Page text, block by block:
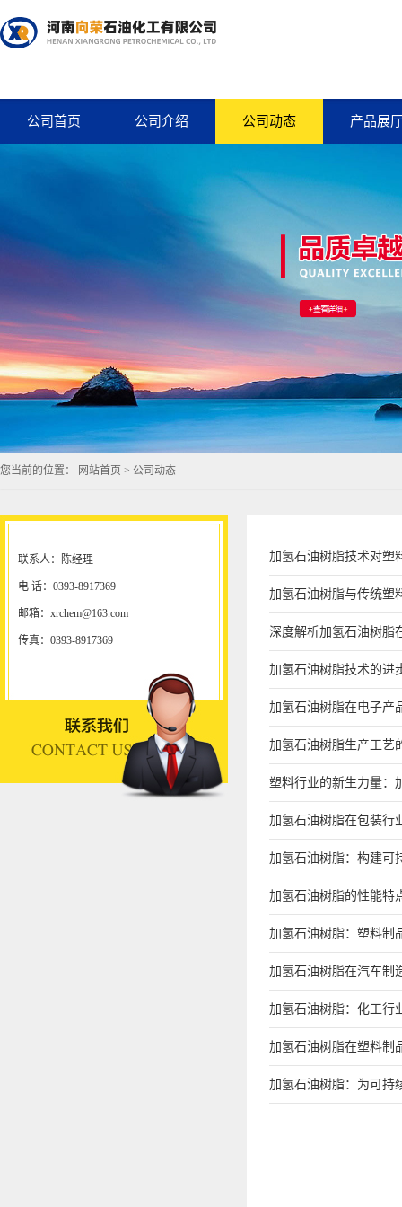
公司首页 公司介绍 公司动态 产品展
您当前的位置： 网站首页 > 公司动态
联系人：陈经理
电 话：0393-8917369
邮箱：xrchem@163.com
传真：0393-8917369
加氢石油树脂技术对塑
加氢石油树脂与传统塑
深度解析加氢石油树脂
加氢石油树脂技术的进
加氢石油树脂在电子产
加氢石油树脂生产工艺
塑料行业的新生力量：
加氢石油树脂在包装行
加氢石油树脂：构建可
加氢石油树脂的性能特
加氢石油树脂：塑料制
加氢石油树脂在汽车制
加氢石油树脂：化工行
加氢石油树脂在塑料制
加氢石油树脂：为可持